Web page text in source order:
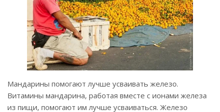
Мандарины помогают лучше усваивать железо.
Витамины мандарина, работая вместе с ионами железа
из пищи, помогают им лучше усваиваться. Железо